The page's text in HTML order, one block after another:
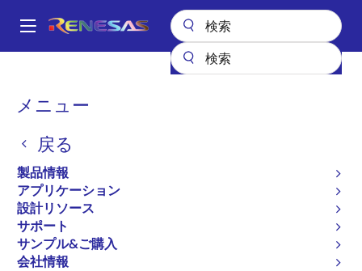
ン
Main
メニュー
戻る
製品情報
アプリケーション
設計リソース
サポート
サンプル&ご購入
会社情報
パ
く
ず
ZL8802
ZL8802
廃止品
デュアルチャネル/デュアルフェーズ
PMBusチャージモード制御DC/DCデジ
タル・コントローラ